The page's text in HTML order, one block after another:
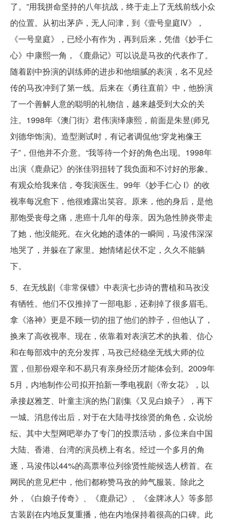
了。”用我拼命坚持的八年抗战，终于走上了无线前线小众
的位置。从初出茅庐，无人问津，到《壹号皇庭IV》，
《一号皇庭》，已经小有作为，再到后来，凭借《妙手仁
心》中康熙一角，《鹿鼎记》可以说是马孜的代表作了。
随着剧中扮演的训练师的进步和他细腻的表演，名不见经
传的马孜冲到了第一线。后来在《勇往直前》中，他扮演
了一个善解人意的聪明的礼物信，越来越受到大众的关
注。1998年《澳门街》君伟演绎康熙，前面是朱昱(师兄
刘德华饰演)。造型测试时，有记者调侃他“穿龙袍像王
子”，但他并不介意。“我等待一个好的角色出现。1998年
出演《鹿鼎记》的张佳羽扭转了我负面和不讨好的形象。
有观众给我来信，夸我演医生。99年《妙手仁心 I》的收
视率每况愈下，他很难露出笑容。原来，他的身后，是他
那饱受丧母之痛，患癌十几年的母亲。因为急性肺炎带走
了她，他没能死。在火化她的遗体的一瞬间，马浚伟深深
地哭了，并躲在了家里。她情绪起伏不定，久久不能躺
下。
5、在无线剧《非常保镖》中表演七步诗的曹植和马孜没
有牺牲。他们不仅推掉了一部电影，还剃掉了很多眉毛。
拿《洛神》更是不顾一切的扭了他们的脖子，但他认了，
换来了高收视率。现在，依靠着对表演艺术的执着、信心
和在每部戏中的充分发挥，马孜已经稳坐无线大师的位
置，但那份艰辛和不易只有亲身经历才能体会到。2009年
5月，内地制作公司拟开拍新一季电视剧《帝女花》，以
承接赵雅芝、叶童主演的热门剧集《又见白娘子》，再下
一城。消息传出后，对于在大陆寻找徐贤的角色，众说纷
纭。其中大型网吧举办了专门的投票活动，多位来自中国
大陆、香港、台湾的演员榜上有名。经过一个多月的角
逐，马浚伟以44%的高票率位列徐贤性能候选人榜首。在
网民的意见栏中，他们都称赞马孜的帅气服装。除此之
外，《白娘子传奇》、《鹿鼎记》、《金牌冰人》等多部
古装剧在内地反复重播，他在内地保持着很高的口碑。此